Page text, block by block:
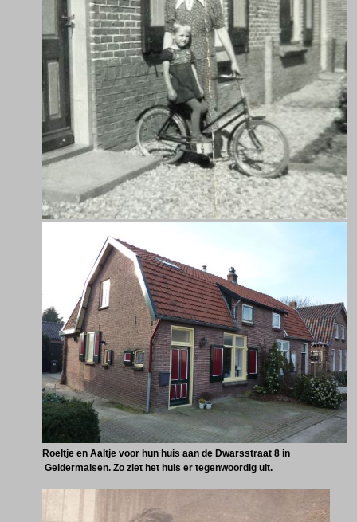
Roeltje en Aaltje voor hun huis aan de Dwarsstraat 8 in
Geldermalsen. Zo ziet het huis er tegenwoordig uit.